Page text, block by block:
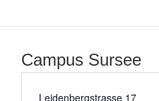
Campus Sursee
Adresse
Leidenbergstrasse 17